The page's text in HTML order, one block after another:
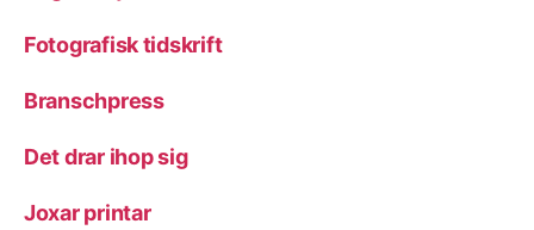
Fotografisk tidskrift
Branschpress
Det drar ihop sig
Joxar printar